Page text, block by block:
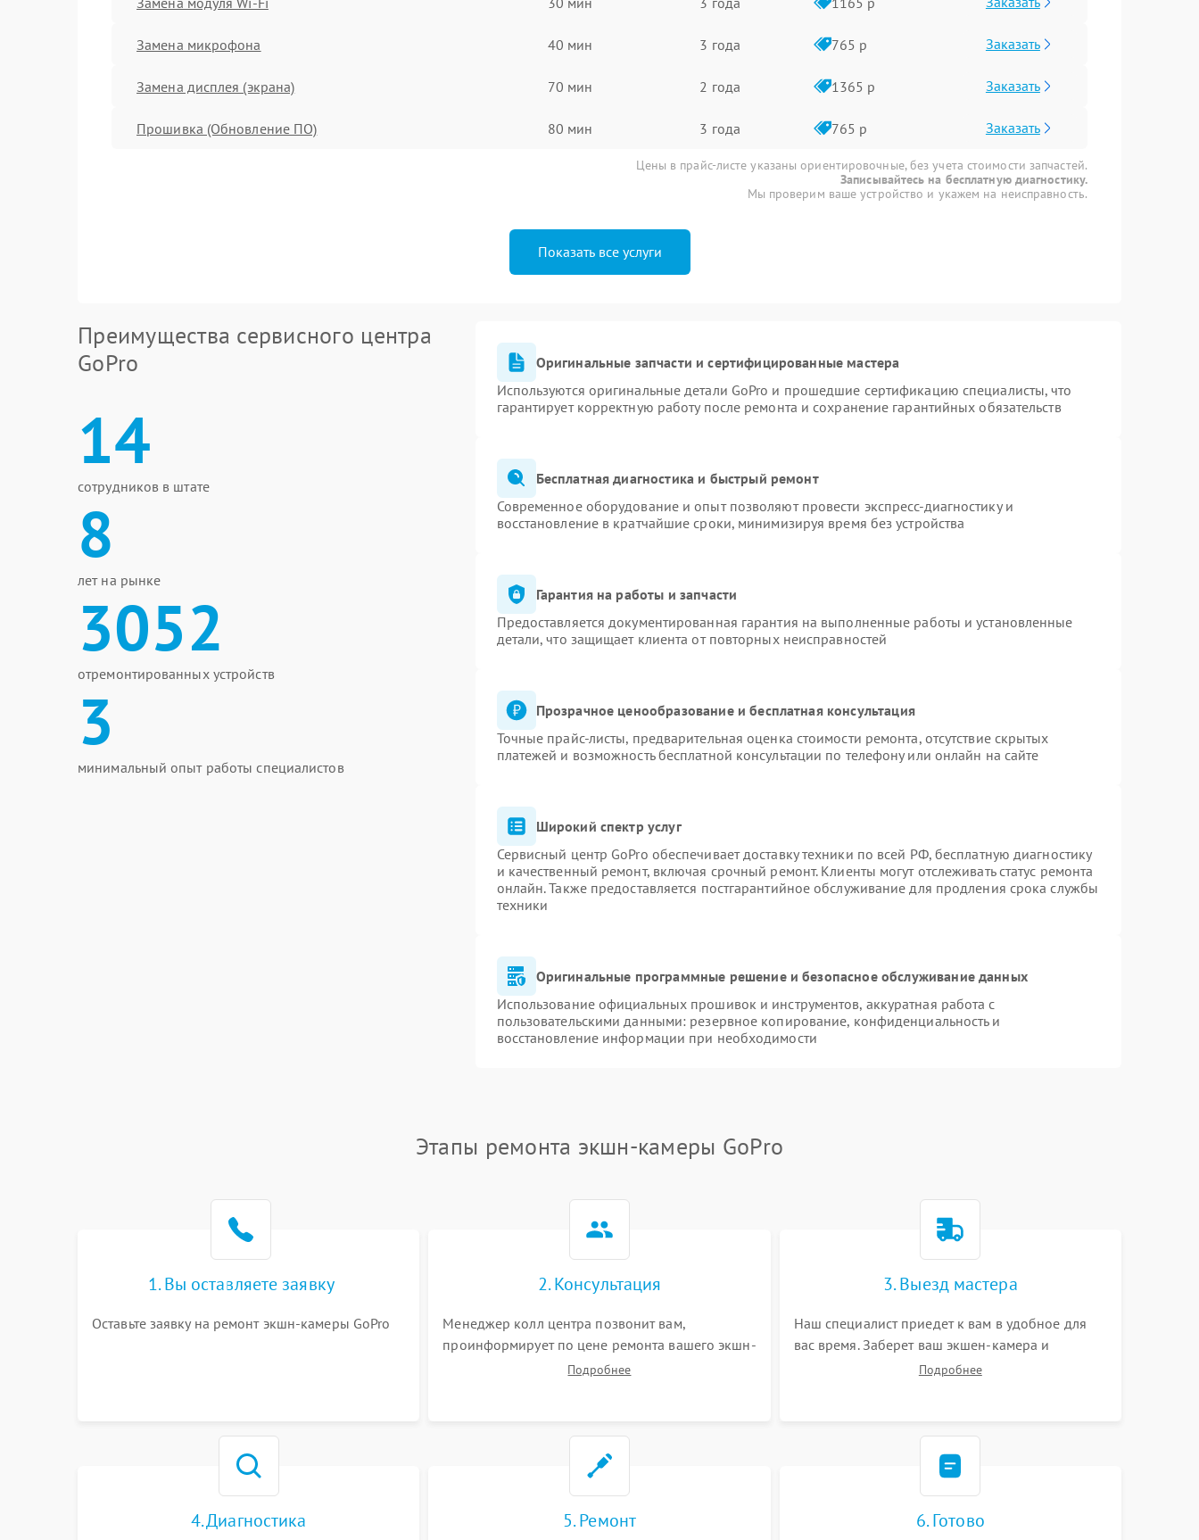
Замена микрофона 40 мин 3 года 765 р Заказать
Замена дисплея (экрана) 70 мин 2 года 1365 р Заказать
Прошивка (Обновление ПО) 80 мин 3 года 765 р Заказать
Цены в прайс-листе указаны ориентировочные, без учета стоимости запчастей.
Записывайтесь на бесплатную диагностику.
Мы проверим ваше устройство и укажем на неисправность.
Показать все услуги
Преимущества сервисного центра
GoPro
14
сотрудников в штате
8
лет на рынке
3052
отремонтированных устройств
3
минимальный опыт работы специалистов
Оригинальные запчасти и сертифицированные мастера
Используются оригинальные детали GoPro и прошедшие сертификацию специалисты, что
гарантирует корректную работу после ремонта и сохранение гарантийных обязательств
Бесплатная диагностика и быстрый ремонт
Современное оборудование и опыт позволяют провести экспресс-диагностику и
восстановление в кратчайшие сроки, минимизируя время без устройства
Гарантия на работы и запчасти
Предоставляется документированная гарантия на выполненные работы и установленные
детали, что защищает клиента от повторных неисправностей
Прозрачное ценообразование и бесплатная консультация
Точные прайс-листы, предварительная оценка стоимости ремонта, отсутствие скрытых
платежей и возможность бесплатной консультации по телефону или онлайн на сайте
Широкий спектр услуг
Сервисный центр GoPro обеспечивает доставку техники по всей РФ, бесплатную диагностику
и качественный ремонт, включая срочный ремонт. Клиенты могут отслеживать статус ремонта
онлайн. Также предоставляется постгарантийное обслуживание для продления срока службы
техники
Оригинальные программные решение и безопасное обслуживание данных
Использование официальных прошивок и инструментов, аккуратная работа с
пользовательскими данными: резервное копирование, конфиденциальность и
восстановление информации при необходимости
Этапы ремонта экшн-камеры GoPro
1. Вы оставляете заявку
Оставьте заявку на ремонт экшн-камеры GoPro
2. Консультация
Менеджер колл центра позвонит вам,
проинформирует по цене ремонта вашего экшн-
камеры а также ответит на все ваши вопросы.
Подробнее
3. Выезд мастера
Наш специалист приедет к вам в удобное для
вас время. Заберет ваш экшен-камера и
привезет на склад для диагностики.
Подробнее
4. Диагностика 5. Ремонт 6. Готово